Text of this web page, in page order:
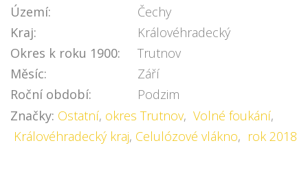
Území:
Čechy
Kraj:
Královéhradecký
Okres k roku 1900:
Trutnov
Měsíc:
Září
Roční období:
Podzim
Značky: Ostatní, okres Trutnov, Volné foukání,
Královéhradecký kraj, Celulózové vlákno, rok 2018